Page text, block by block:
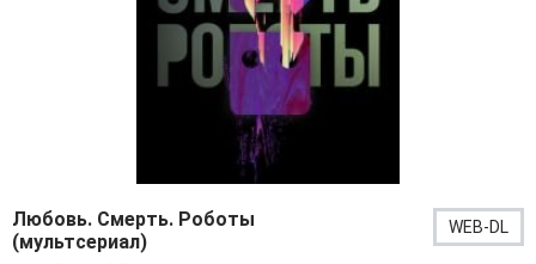
Любовь. Смерть. Роботы
(мультсериал)
WEB-DL